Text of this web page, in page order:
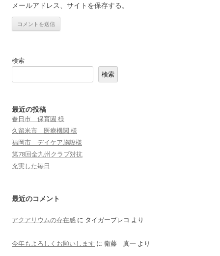
メールアドレス、サイトを保存する。
検索
検索
最近の投稿
春日市 保育園 様
久留米市 医療機関 様
福岡市 デイケア施設様
第78回全九州クラブ対抗
充実した毎日
最近のコメント
アクアリウムの存在感 に タイガープレコ より
今年もよろしくお願いします に 衛藤 真一 より